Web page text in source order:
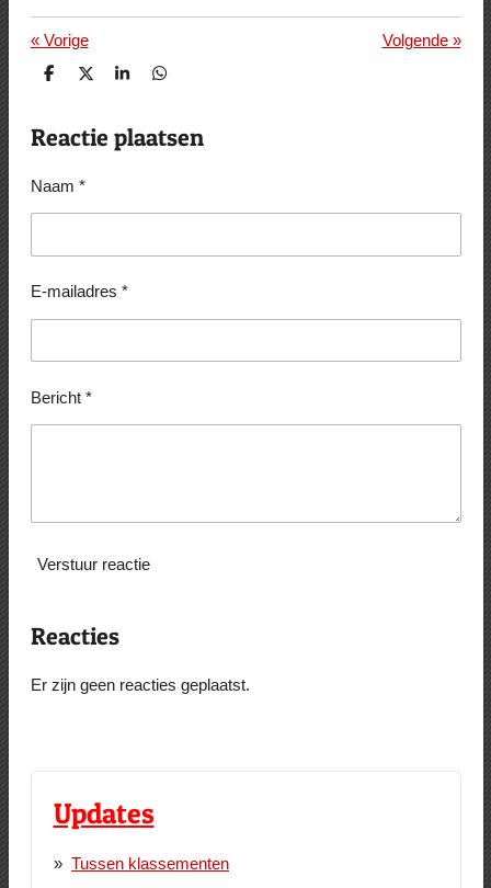
« Vorige Volgende»
D
e
n
D
l
S
r
e
D
e
n
Reactie plaatsen
Naam *
E-mailadres *
Bericht *
Verstuur reactie
Reacties
Er zijn geen reacties geplaatst.
Updates
Tussen klassementen